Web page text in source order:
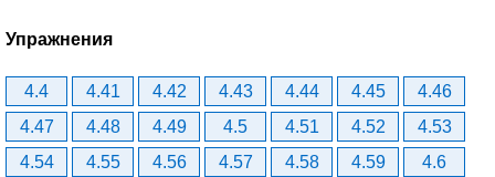
Упражнения
4.4 4.41 4.42 4.43 4.44 4.45
4.46
4.47
4.48 4.49 4.5 4.51 4.52
4.53
4.54
4.55 4.56 4.57 4.58 4.59 4.6